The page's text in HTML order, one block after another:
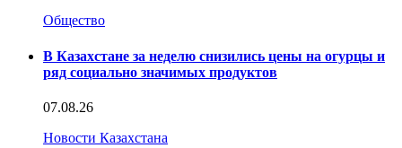
Общество
В Казахстане за неделю снизились цены на огурцы и
ряд социально значимых продуктов
07.08.26
Новости Казахстана